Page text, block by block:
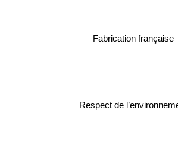
Fabrication française
Respect de